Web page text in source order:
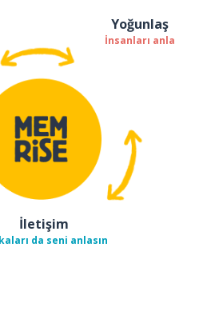
Yoğunlaş
İnsanları anla
İletişim
da seni anlasın